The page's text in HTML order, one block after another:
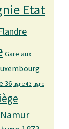
Etat
Gare aux
36 ligne 43 ligne
Namur